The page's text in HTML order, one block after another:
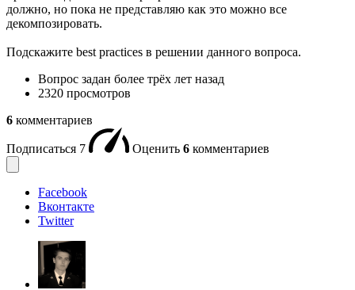
должно, но пока не представляю как это можно все
декомпозировать.
Подскажите best practices в решении данного вопроса.
Вопрос задан более трёх лет назад
2320 просмотров
6 комментариев
Подписаться 7 Оценить 6 комментариев
Facebook
Вконтакте
Twitter